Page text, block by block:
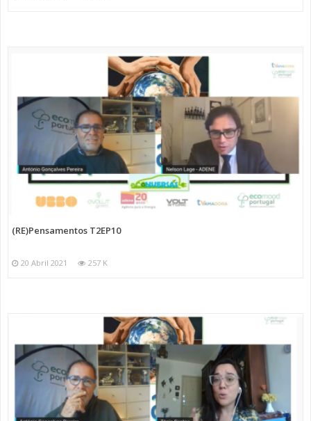
(RE)Pensamentos T2EP10
20 Abril 2021 257 K